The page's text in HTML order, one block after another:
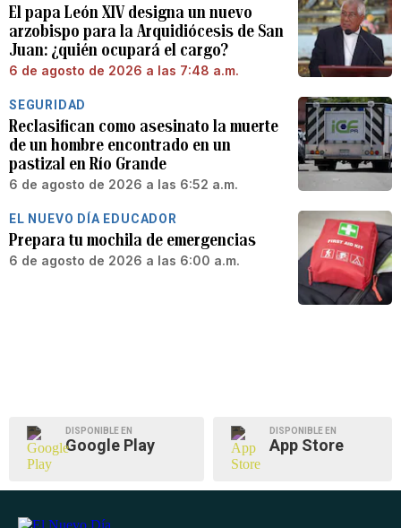
El papa León XIV designa un nuevo
arzobispo para la Arquidiócesis de San
Juan: ¿quién ocupará el cargo?
6 de agosto de 2026 a las 7:48 a.m.
SEGURIDAD
Reclasifican como asesinato la muerte
de un hombre encontrado en un
pastizal en Río Grande
6 de agosto de 2026 a las 6:52 a.m.
EL NUEVO DÍA EDUCADOR
Prepara tu mochila de emergencias
6 de agosto de 2026 a las 6:00 a.m.
DISPONIBLE EN
Google Play
DISPONIBLE EN
App Store